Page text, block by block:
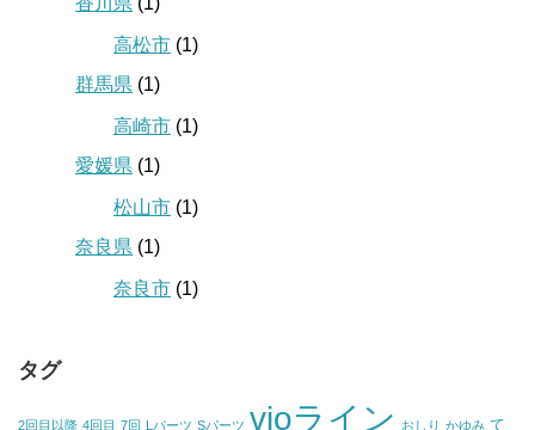
高松市 (1)
群馬県 (1)
高崎市 (1)
愛媛県 (1)
松山市 (1)
奈良県 (1)
奈良市 (1)
タグ
2回目以降 4回目 7回 Lパーツ Sパーツ vioライン おしり かゆみ て